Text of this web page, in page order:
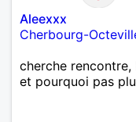
Aleexxx
Cherbourg-
cherche
et pourquoi pas